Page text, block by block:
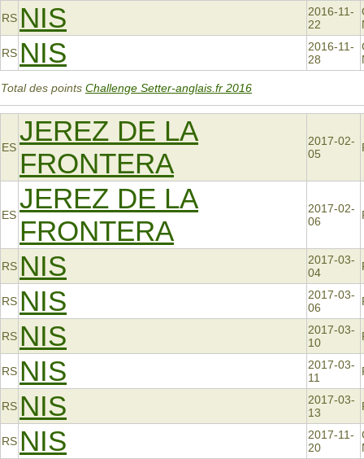
RS NIS
2016-11-
22
RS NIS
2016-11-
28
Total des points Challenge Setter-anglais.fr 2016
ES
JEREZ DE LA
FRONTERA
2017-02-
05
ES
JEREZ DE LA
FRONTERA
2017-02-
06
RS NIS
2017-03-
04
RS NIS
2017-03-
06
RS NIS
2017-03-
10
RS NIS
2017-03-
11
RS NIS
2017-03-
13
RS NIS
2017-11-
20